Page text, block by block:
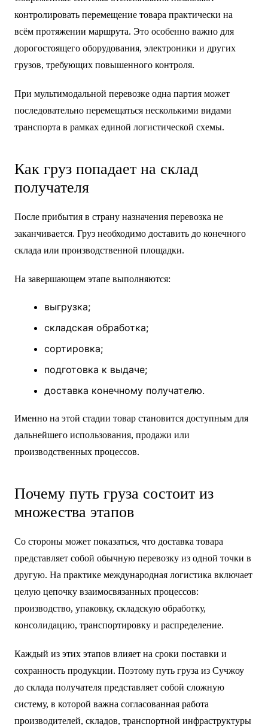
контролировать перемещение товара практически на
всём протяжении маршрута. Это особенно важно для
дорогостоящего оборудования, электроники и других
грузов, требующих повышенного контроля.
При мультимодальной перевозке одна партия может
последовательно перемещаться несколькими видами
транспорта в рамках единой логистической схемы.
Как груз попадает на склад
получателя
После прибытия в страну назначения перевозка не
заканчивается. Груз необходимо доставить до конечного
склада или производственной площадки.
На завершающем этапе выполняются:
выгрузка;
складская обработка;
сортировка;
подготовка к выдаче;
доставка конечному получателю.
Именно на этой стадии товар становится доступным для
дальнейшего использования, продажи или
производственных процессов.
Почему путь груза состоит из
множества этапов
Со стороны может показаться, что доставка товара
представляет собой обычную перевозку из одной точки в
другую. На практике международная логистика включает
целую цепочку взаимосвязанных процессов:
производство, упаковку, складскую обработку,
консолидацию, транспортировку и распределение.
Каждый из этих этапов влияет на сроки поставки и
сохранность продукции. Поэтому путь груза из Сучжоу
до склада получателя представляет собой сложную
систему, в которой важна согласованная работа
производителей, складов, транспортной инфраструктуры